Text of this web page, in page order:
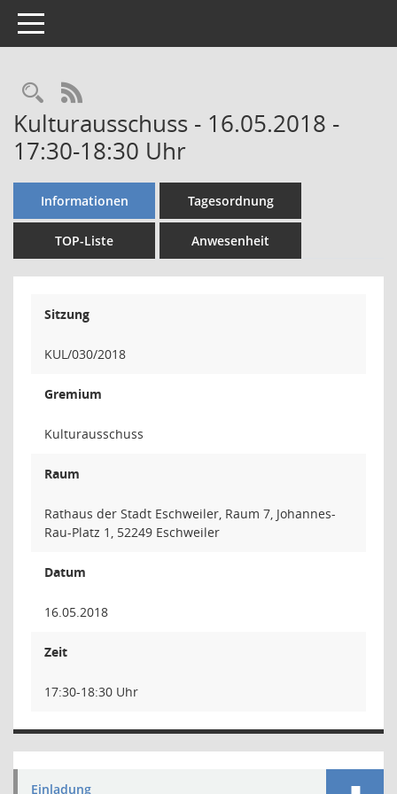
Toggle navigation
Rechercheauswahl
RSS-Feed
Kulturausschuss - 16.05.2018 -
17:30-18:30 Uhr
Informationen Tagesordnung
TOP-Liste Anwesenheit
Sitzung
KUL/030/2018
Gremium
Kulturausschuss
Raum
Rathaus der Stadt Eschweiler, Raum 7, Johannes-
Rau-Platz 1, 52249 Eschweiler
Datum
16.05.2018
Zeit
17:30-18:30 Uhr
Einladung